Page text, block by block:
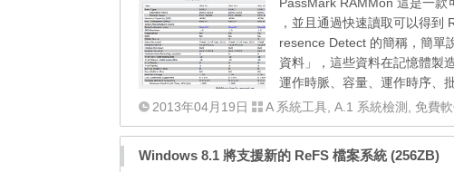
，並且通過快速讀取可以得到
resence Detect 的簡稱，簡單
資料」，這些資料在記憶體製
運作時脈、容量、運作時序、
2013年04月19日
A 系統工具 A.1 系統檢測 免費
Windows 8.1 將支援新的 ReFS 檔案系統 (256ZB)